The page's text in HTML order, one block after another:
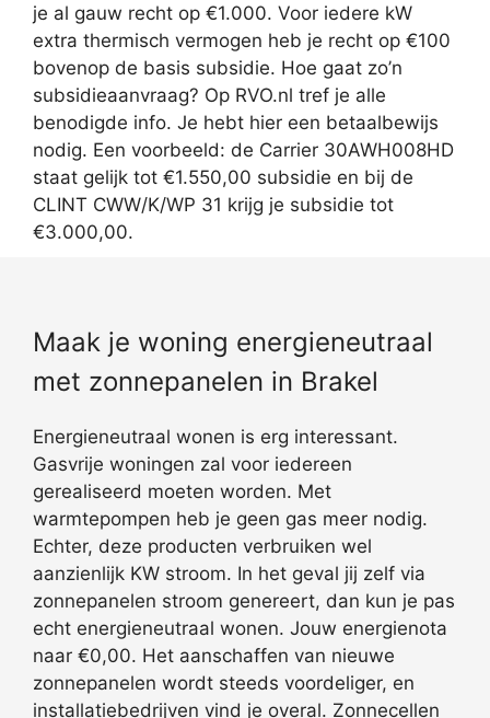
je al gauw recht op €1.000. Voor iedere kW
extra thermisch vermogen heb je recht op €100
bovenop de basis subsidie. Hoe gaat zo’n
subsidieaanvraag? Op RVO.nl tref je alle
benodigde info. Je hebt hier een betaalbewijs
nodig. Een voorbeeld: de Carrier 30AWH008HD
staat gelijk tot €1.550,00 subsidie en bij de
CLINT CWW/K/WP 31 krijg je subsidie tot
€3.000,00.
Maak je woning energieneutraal
met zonnepanelen in Brakel
Energieneutraal wonen is erg interessant.
Gasvrije woningen zal voor iedereen
gerealiseerd moeten worden. Met
warmtepompen heb je geen gas meer nodig.
Echter, deze producten verbruiken wel
aanzienlijk KW stroom. In het geval jij zelf via
zonnepanelen stroom genereert, dan kun je pas
echt energieneutraal wonen. Jouw energienota
naar €0,00. Het aanschaffen van nieuwe
zonnepanelen wordt steeds voordeliger, en
installatiebedrijven vind je overal. Zonnecellen